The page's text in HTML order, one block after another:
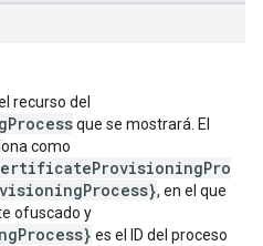
recurso del
que se mostrará. El
como
, en el que
ofuscado y
es el ID del proceso